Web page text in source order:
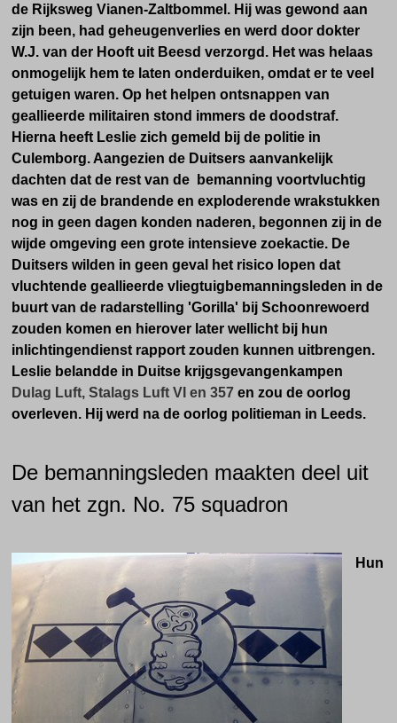
de Rijksweg Vianen-Zaltbommel. Hij was gewond aan
zijn been, had geheugenverlies en werd door dokter
W.J. van der Hooft uit Beesd verzorgd. Het was helaas
onmogelijk hem te laten onderduiken, omdat er te veel
getuigen waren. Op het helpen ontsnappen van
geallieerde militairen stond immers de doodstraf.
Hierna heeft Leslie zich gemeld bij de politie in
Culemborg. Aangezien de Duitsers aanvankelijk
dachten dat de rest van de bemanning voortvluchtig
was en zij de brandende en exploderende wrakstukken
nog in geen dagen konden naderen, begonnen zij in de
wijde omgeving een grote intensieve zoekactie. De
Duitsers wilden in geen geval het risico lopen dat
vluchtende geallieerde vliegtuigbemanningsleden in de
buurt van de radarstelling 'Gorilla' bij Schoonrewoerd
zouden komen en hierover later wellicht bij hun
inlichtingendienst rapport zouden kunnen uitbrengen.
Leslie belandde in Duitse krijgsgevangenkampen
Dulag Luft, Stalags Luft VI en 357 en zou de oorlog
overleven. Hij werd na de oorlog politieman in Leeds.
De bemanningsleden maakten deel uit
van het zgn. No. 75 squadron
Hun